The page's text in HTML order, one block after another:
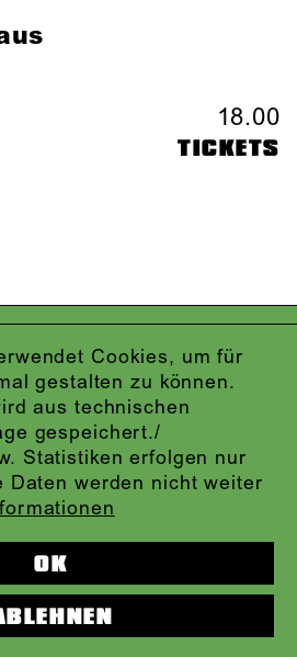
Cookies, um für
gestalten zu können.
aus technischen
gespeichert./
Statistiken erfolgen nur
Daten werden nicht weiter
OK
18.00
TICKETS